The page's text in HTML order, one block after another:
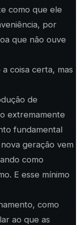
como que ele
por
que não ouve
coisa certa, mas
de
extremamente
fundamental
geração vem
como
E esse mínimo
como
ao que as